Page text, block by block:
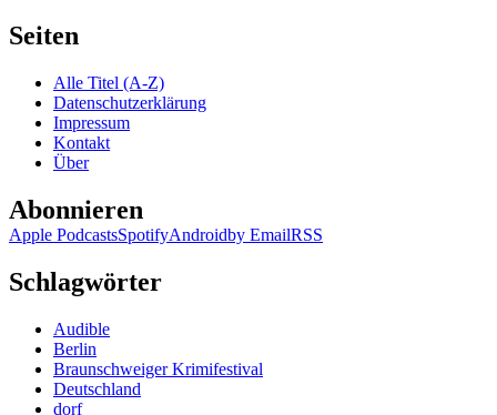
Seiten
Alle Titel (A-Z)
Datenschutzerklärung
Impressum
Kontakt
Über
Abonnieren
Apple PodcastsSpotifyAndroidby EmailRSS
Schlagwörter
Audible
Berlin
Braunschweiger Krimifestival
Deutschland
dorf